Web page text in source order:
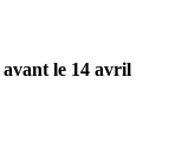
avant le 14 avril